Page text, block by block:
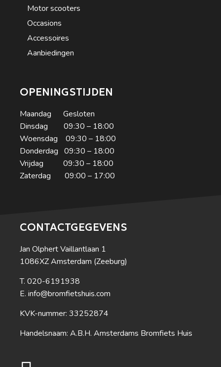
Motor scooters
Occasions
Accessoires
Aanbiedingen
OPENINGSTIJDEN
Maandag Gesloten
Dinsdag 09:30 – 18:00
Woensdag 09:30 – 18:00
Donderdag 09:30 – 18:00
Vrijdag 09:30 – 18:00
Zaterdag 09:00 – 17:00
CONTACTGEGEVENS
Jan Olphert Vaillantlaan 1
1086XZ Amsterdam (Zeeburg)
020-6191938
info@bromfietshuis.com
KVK-nummer: 33252874
Handelsnaam: A.B.H. Amsterdams Bromfiets Huis